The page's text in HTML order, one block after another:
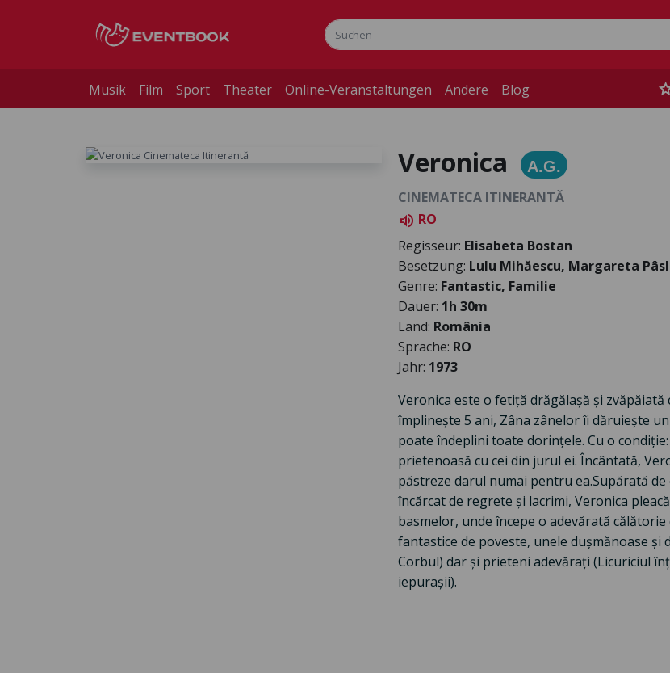
Musik Film Sport Theater Online-Veranstaltungen Andere Blog
Veronica
A.G.
CINEMATECA ITINERANTĂ
volume_up RO
Regisseur: Elisabeta Bostan
Besetzung: Lulu Mihăescu, Margareta
Genre: Fantastic, Familie
Dauer: 1h 30m
Land: România
Sprache: RO
Jahr: 1973
Veronica este o fetiță drăgălașă și
împlinește 5 ani, Zâna zânelor îi dăruiește
poate îndeplini toate dorințele. Cu o
prietenoasă cu cei din jurul ei. Încântată,
păstreze darul numai pentru ea.Supărată
încărcat de regrete și lacrimi, Veronica
basmelor, unde începe o adevărată
fantastice de poveste, unele dușmănoase
Corbul) dar și prieteni adevărați (Licuriciul
iepurașii).